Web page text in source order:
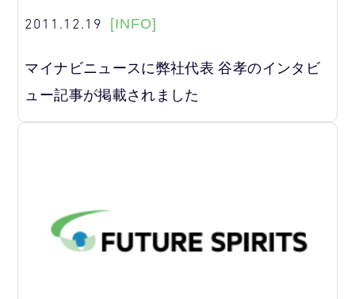
2011.12.19 [INFO]
マイナビニュースに弊社代表 谷孝のインタビ
ュー記事が掲載されました